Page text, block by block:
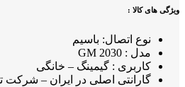
ویژگی های کالا :
نوع اتصال: باسیم
مدل : GM 2030
کاربری : گیمینگ – خانگی
گارانتی اصلی در ایران –